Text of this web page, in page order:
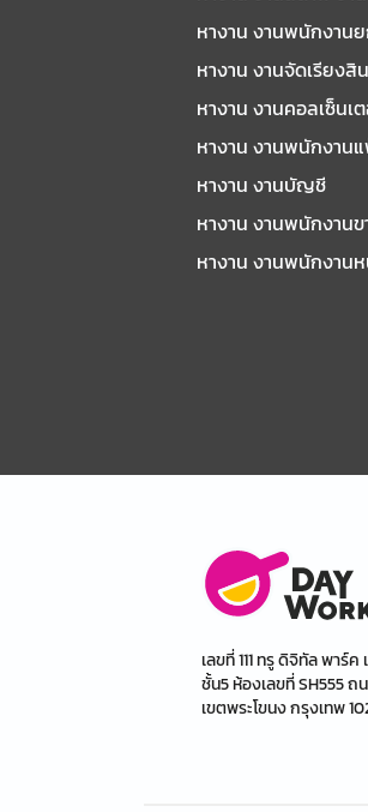
หางาน งานพนักงาน
หางาน งานจัดเรียง
หางาน งานคอลเซ็นเ
หางาน งานพนักงาน
หางาน งานบัญชี
หางาน งานพนักงานข
หางาน งานพนักงาน
เลขที่ 111 ทรู ดิจิทัล พาร์
ชั้น5 ห้องเลขที่ SH555
เขตพระโขนง กรุงเทพ